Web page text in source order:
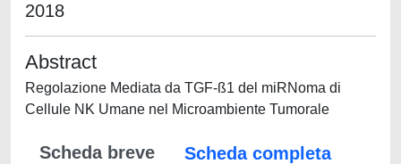
2018
Abstract
Regolazione Mediata da TGF-ß1 del miRNoma di
Cellule NK Umane nel Microambiente Tumorale
Scheda breve
Scheda completa